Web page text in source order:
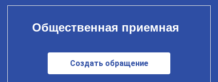
Общественная приемная
Создать обращение